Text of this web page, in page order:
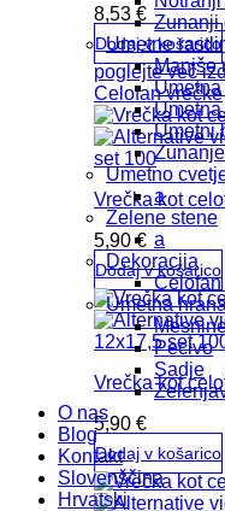
8,53 €
Dodaj v košarico
poglejte več
Celofan vrečke
Vrečka kot
5,90€
Dodaj v košarico
Vrečka kot
5,90 €
Dodaj v košarico
Zunanji
Umetne
Manjše
Umetna
Umetni
Umetno
a
Zelene stene
a
Dekoracija
Celofan
Umetna
Pecivo
Sadje
O nas
Blog
Kontakt
Slovenščina
Hrvatski